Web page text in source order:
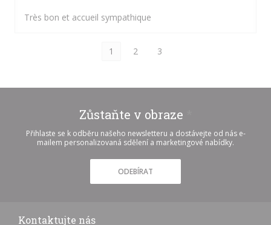
Très bon et accueil sympathique
1 2 3
Zůstaňte v obraze
Přihlaste se k odběru našeho newsletteru a dostávejte od nás e-
mailem personalizovaná sdělení a marketingové nabídky.
ODEBÍRAT
Kontaktujte nás